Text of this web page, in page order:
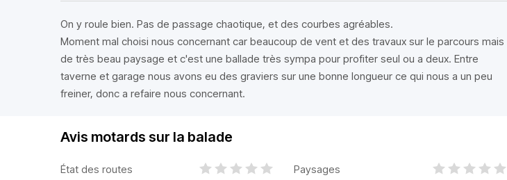
On y roule bien. Pas de passage chaotique, et des courbes agréables.
Moment mal choisi nous concernant car beaucoup de vent et des travaux sur le parcours mais
de très beau paysage et c'est une ballade très sympa pour profiter seul ou a deux. Entre
taverne et garage nous avons eu des graviers sur une bonne longueur ce qui nous a un peu
freiner, donc a refaire nous concernant.
Avis motards sur la balade
État des routes
Paysages